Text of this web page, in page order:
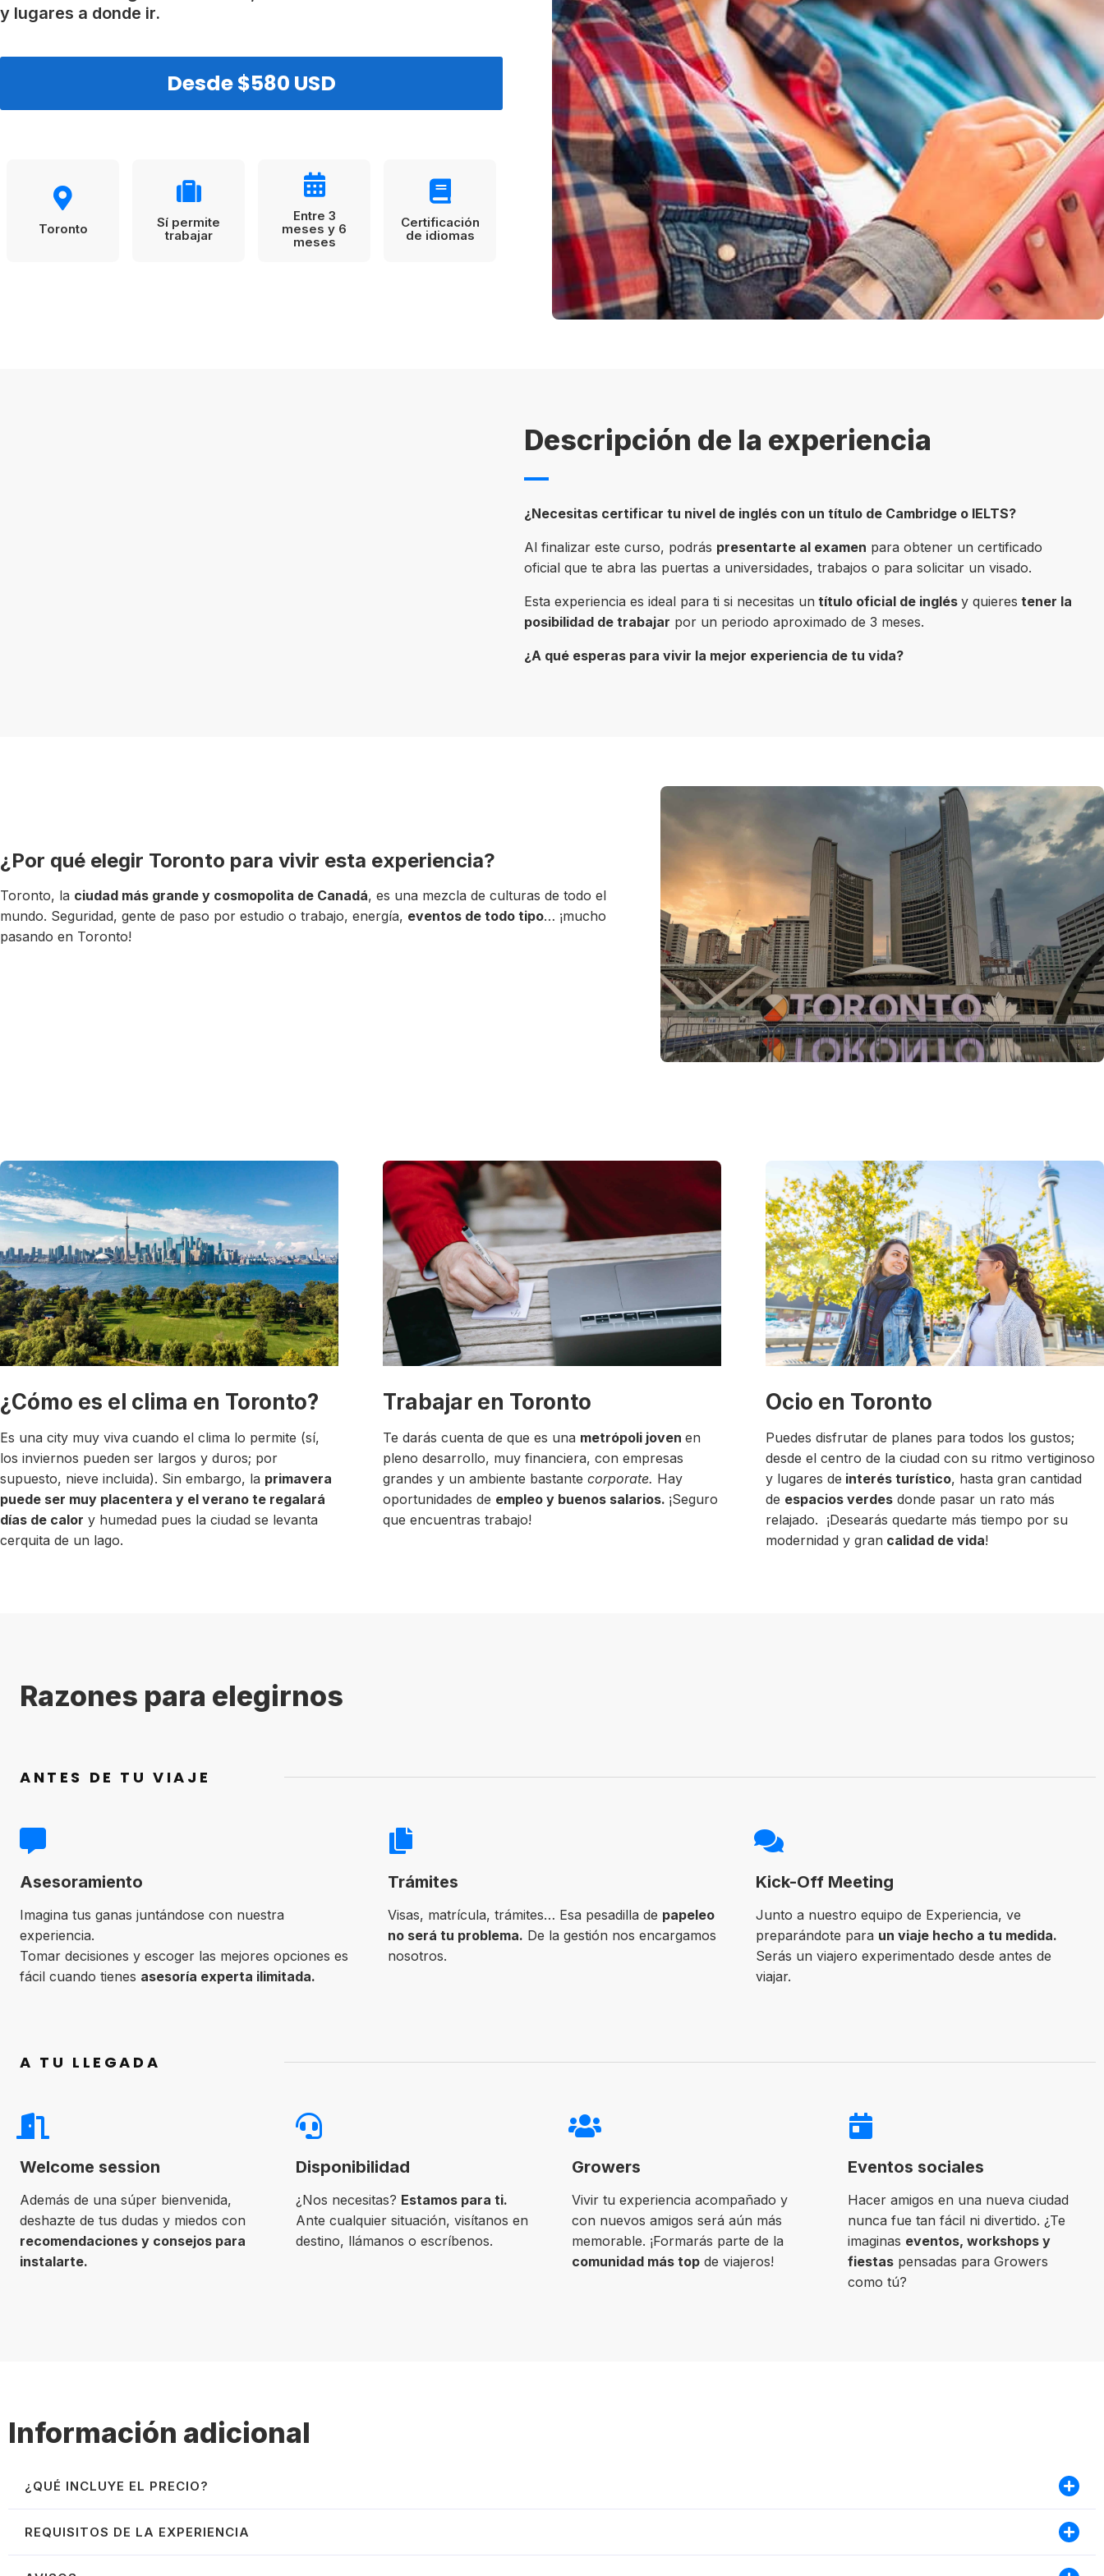
Working Holidays
Malta
VER TODAS LAS EXPERIENCIAS Estudia Business en Auckland
Estudia Desarrollo Web en
Toronto
+30 Summer English for
Professionals en Melbourne
ENVIAR
y lugares a donde ir.
Desde $580 USD
Toronto
Sí permite
trabajar
Entre 3
meses y 6
meses
Certificación
de idiomas
Descripción de la experiencia
¿Necesitas certificar tu nivel de inglés con un título de Cambridge o IELTS?
Al finalizar este curso, podrás presentarte al examen para obtener un certificado
oficial que te abra las puertas a universidades, trabajos o para solicitar un visado.
Esta experiencia es ideal para ti si necesitas un título oficial de inglés y quieres tener la
posibilidad de trabajar por un periodo aproximado de 3 meses.
¿A qué esperas para vivir la mejor experiencia de tu vida?
¿Por qué elegir Toronto para vivir esta experiencia?
Toronto, la ciudad más grande y cosmopolita de Canadá, es una mezcla de culturas de todo el
mundo. Seguridad, gente de paso por estudio o trabajo, energía, eventos de todo tipo… ¡mucho
pasando en Toronto!
¿Cómo es el clima en Toronto?
Es una city muy viva cuando el clima lo permite (sí,
los inviernos pueden ser largos y duros; por
supuesto, nieve incluida). Sin embargo, la primavera
puede ser muy placentera y el verano te regalará
días de calor y humedad pues la ciudad se levanta
cerquita de un lago.
Trabajar en Toronto
Te darás cuenta de que es una metrópoli joven en
pleno desarrollo, muy financiera, con empresas
grandes y un ambiente bastante corporate. Hay
oportunidades de empleo y buenos salarios. ¡Seguro
que encuentras trabajo!
Ocio en Toronto
Puedes disfrutar de planes para todos los gustos;
desde el centro de la ciudad con su ritmo vertiginoso
y lugares de interés turístico, hasta gran cantidad
de espacios verdesdonde pasar un rato más
relajado. ¡Desearás quedarte más tiempo por su
modernidad y gran calidad de vida!
Razones para elegirnos
ANTES DE TU VIAJE
Asesoramiento
Imagina tus ganas juntándose con nuestra
experiencia.
Tomar decisiones y escoger las mejores opciones es
fácil cuando tienes asesoría experta ilimitada.
Trámites
Visas, matrícula, trámites… Esa pesadilla de papeleo
no será tu problema. De la gestión nos encargamos
nosotros.
Kick-Off Meeting
Junto a nuestro equipo de Experiencia, ve
preparándote para un viaje hecho a tu medida.
Serás un viajero experimentado desde antes de
viajar.
A TU LLEGADA
Welcome session
Además de una súper bienvenida,
deshazte de tus dudas y miedos con
recomendaciones y consejos para
instalarte.
Disponibilidad
¿Nos necesitas? Estamos para ti.
Ante cualquier situación, visítanos en
destino, llámanos o escríbenos.
Growers
Vivir tu experiencia acompañado y
con nuevos amigos será aún más
memorable. ¡Formarás parte de la
comunidad más top de viajeros!
Eventos sociales
Hacer amigos en una nueva ciudad
nunca fue tan fácil ni divertido. ¿Te
imaginas eventos, workshops y
fiestas pensadas para Growers
como tú?
Información adicional
¿QUÉ INCLUYE EL PRECIO?
Incluye:
REQUISITOS DE LA EXPERIENCIA